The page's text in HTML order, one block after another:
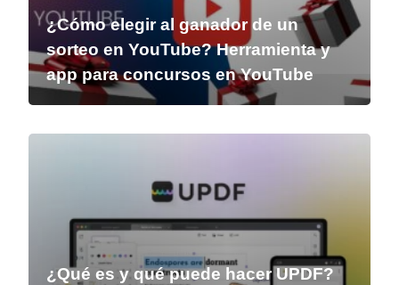
¿Cómo elegir al ganador de un
sorteo en YouTube? Herramienta y
app para concursos en YouTube
¿Qué es y qué puede hacer UPDF?